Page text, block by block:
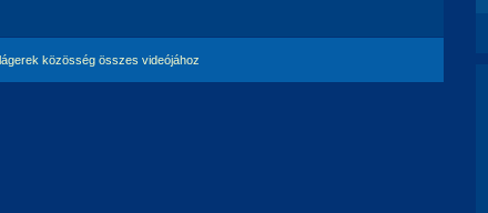
közösség összes videójához